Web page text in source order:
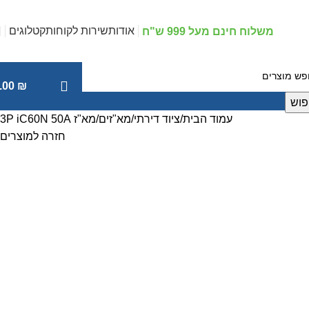
משלוח חינם מעל 999 ש"ח אודותשירות לקוחותקטלוגים
₪
עמוד הבית ציוד דירתי מא"זים מא"ז 3P iC60N 50A
חזרה למוצרים